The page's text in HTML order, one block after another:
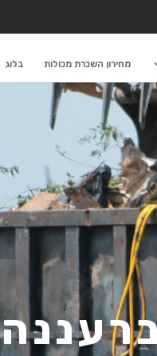
מחירון השכרת מכולות בלוג